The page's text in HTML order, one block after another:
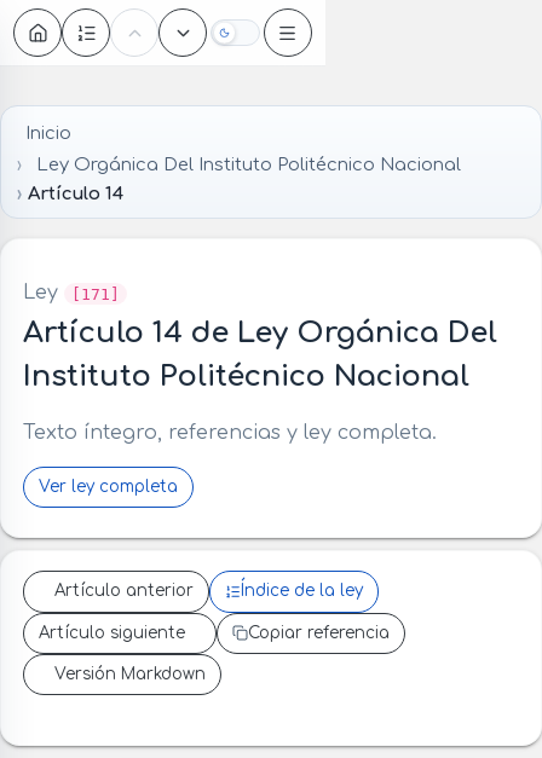
Oscuro
Inicio
Ley Orgánica Del Instituto Politécnico Nacional
Artículo 14
Ley [171]
Artículo 14 de Ley Orgánica Del
Instituto Politécnico Nacional
Texto íntegro, referencias y ley completa.
Ver ley completa
Artículo anterior Índice de la ley
Artículo siguiente Copiar referencia
Versión Markdown